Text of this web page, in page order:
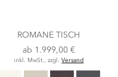
ROMANE TISCH
ab 1.999,00 €
inkl. MwSt., zzgl.Versand